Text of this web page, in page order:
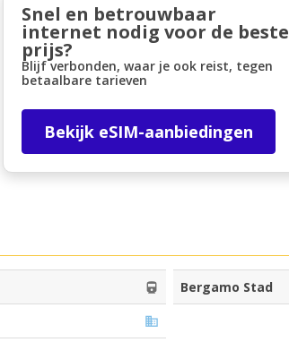
Snel en betrouwbaar
internet nodig voor de beste
prijs?
Blijf verbonden, waar je ook reist, tegen
betaalbare tarieven
Bekijk eSIM-aanbiedingen
Bergamo Stad